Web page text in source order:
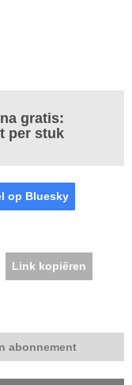
gratis:
per stuk
op Bluesky
Link kopiëren
abonnement